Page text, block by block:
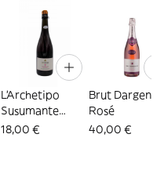
L'Archetipo
Susumante
Rosato Marasco
18,00 €
Brut Dargent
Rosé
40,00 €